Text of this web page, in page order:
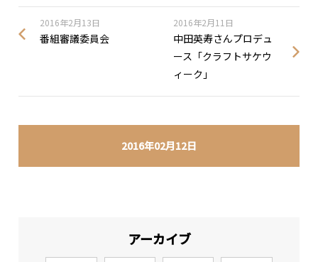
2016年02月12日
2016年2月13日
番組審議委員会
2016年2月11日
中田英寿さんプロデュ
ース「クラフトサケウ
ィーク」
アーカイブ